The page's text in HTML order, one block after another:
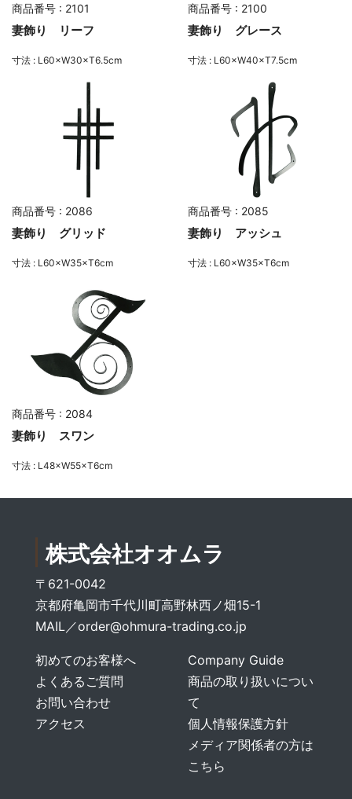
商品番号 : 2101
妻飾り リーフ
寸法 : L60×W30×T6.5cm
商品番号 : 2100
妻飾り グレース
寸法 : L60×W40×T7.5cm
商品番号 : 2086
妻飾り グリッド
寸法 : L60×W35×T6cm
商品番号 : 2085
妻飾り アッシュ
寸法 : L60×W35×T6cm
商品番号 : 2084
妻飾り スワン
寸法 : L48×W55×T6cm
株式会社オオムラ
〒621-0042
京都府亀岡市千代川町高野林西ノ畑15-1
MAIL／order@ohmura-trading.co.jp
初めてのお客様へ
よくあるご質問
お問い合わせ
アクセス
Company Guide
商品の取り扱いについ
て
個人情報保護方針
メディア関係者の方は
こちら